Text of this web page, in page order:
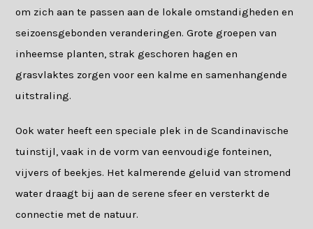
om zich aan te passen aan de lokale omstandigheden en
seizoensgebonden veranderingen. Grote groepen van
inheemse planten, strak geschoren hagen en
grasvlaktes zorgen voor een kalme en samenhangende
uitstraling.
Ook water heeft een speciale plek in de Scandinavische
tuinstijl, vaak in de vorm van eenvoudige fonteinen,
vijvers of beekjes. Het kalmerende geluid van stromend
water draagt bij aan de serene sfeer en versterkt de
connectie met de natuur.